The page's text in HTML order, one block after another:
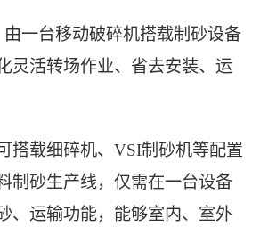
由一台移动破碎机搭载制砂设备
灵活转场作业、省去安装、运
搭载细碎机、VSI制砂机等配置
制砂生产线，仅需在一台设备
、运输功能，能够室内、室外